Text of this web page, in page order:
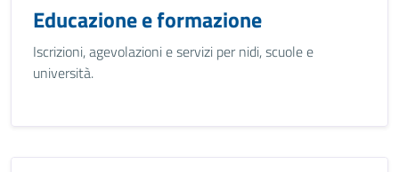
Educazione e formazione
Iscrizioni, agevolazioni e servizi per nidi, scuole e
università.